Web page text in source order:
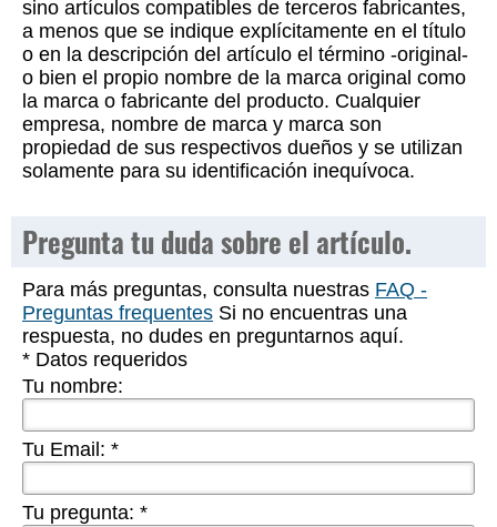
sino artículos compatibles de terceros fabricantes,
a menos que se indique explícitamente en el título
o en la descripción del artículo el término -original-
o bien el propio nombre de la marca original como
la marca o fabricante del producto. Cualquier
empresa, nombre de marca y marca son
propiedad de sus respectivos dueños y se utilizan
solamente para su identificación inequívoca.
Pregunta tu duda sobre el artículo.
Para más preguntas, consulta nuestras FAQ -
Preguntas frequentes Si no encuentras una
respuesta, no dudes en preguntarnos aquí.
* Datos requeridos
Tu nombre:
Tu Email: *
Tu pregunta: *